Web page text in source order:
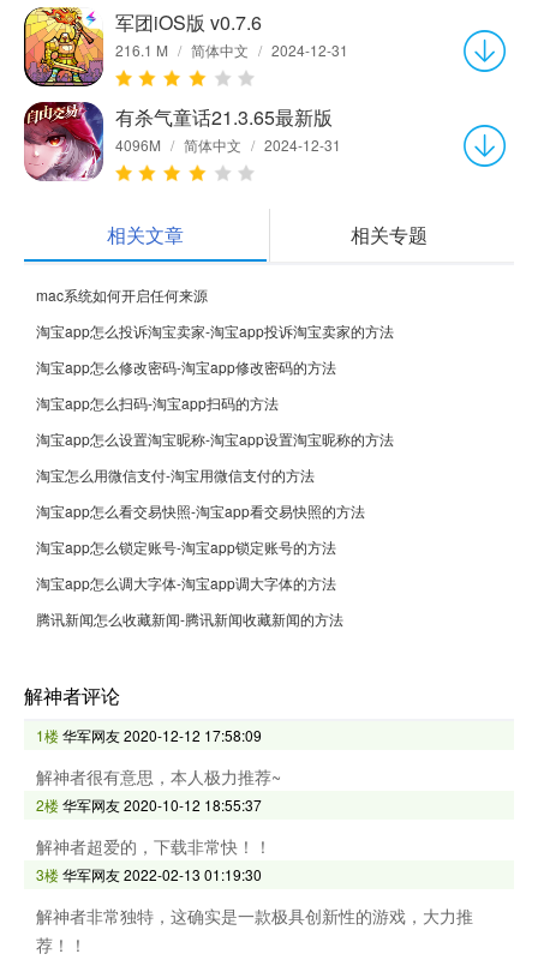
军团iOS版 v0.7.6
216.1 M / 简体中文 / 2024-12-31
有杀气童话21.3.65最新版
4096M / 简体中文 / 2024-12-31
相关文章 相关专题
mac系统如何开启任何来源
淘宝app怎么投诉淘宝卖家-淘宝app投诉淘宝卖家的方法
淘宝app怎么修改密码-淘宝app修改密码的方法
淘宝app怎么扫码-淘宝app扫码的方法
淘宝app怎么设置淘宝昵称-淘宝app设置淘宝昵称的方法
淘宝怎么用微信支付-淘宝用微信支付的方法
淘宝app怎么看交易快照-淘宝app看交易快照的方法
淘宝app怎么锁定账号-淘宝app锁定账号的方法
淘宝app怎么调大字体-淘宝app调大字体的方法
腾讯新闻怎么收藏新闻-腾讯新闻收藏新闻的方法
解神者评论
1楼华军网友2020-12-12 17:58:09
解神者很有意思，本人极力推荐~
2楼华军网友2020-10-12 18:55:37
解神者超爱的，下载非常快！！
3楼华军网友2022-02-13 01:19:30
解神者非常独特，这确实是一款极具创新性的游戏，大力推
荐！！